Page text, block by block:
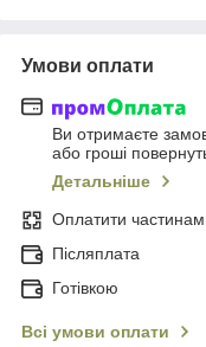
Умови оплати
Ви отримаєте
або гроші
Детальніше
Оплатити
Післяплата
Готівкою
Всі умови оплати